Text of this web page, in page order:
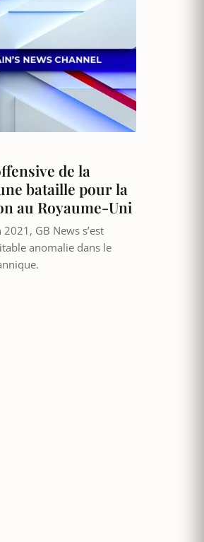
de la
bataille pour la
au Royaume-Uni
GB News s’est
anomalie dans le